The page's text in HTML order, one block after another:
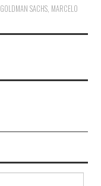
GOLDMAN SACHS, MARCELO